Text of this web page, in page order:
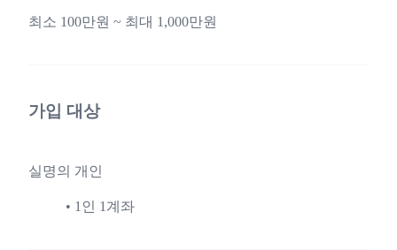
최소 100만원 ~ 최대 1,000만원
가입 대상
실명의 개인
1인 1계좌